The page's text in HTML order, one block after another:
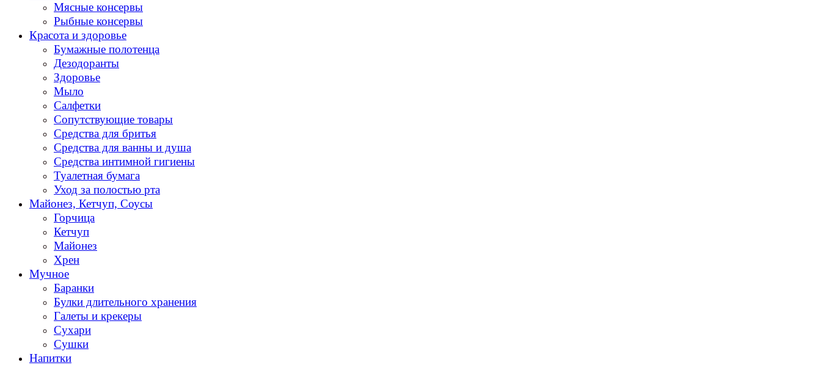
Мясные консервы
Рыбные консервы
Красота и здоровье
Бумажные полотенца
Дезодоранты
Здоровье
Мыло
Салфетки
Сопутствующие товары
Средства для бритья
Средства для ванны и душа
Средства интимной гигиены
Туалетная бумага
Уход за полостью рта
Майонез, Кетчуп, Соусы
Горчица
Кетчуп
Майонез
Хрен
Мучное
Баранки
Булки длительного хранения
Галеты и крекеры
Сухари
Сушки
Напитки